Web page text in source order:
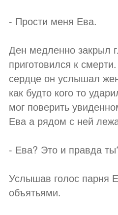
- Прости меня Ева.
Ден медленно закрыл
приготовился к
сердце он услышал
как будто кого то
мог поверить
Ева а рядом с ней
- Ева? Это и правда
Услышав голос парня
объятьями.